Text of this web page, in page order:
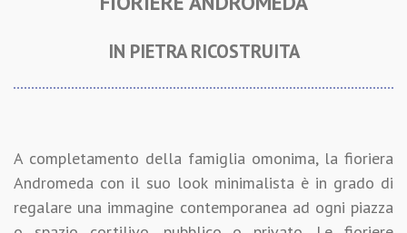
IN PIETRA RICOSTRUITA
A completamento della famiglia omonima, la fioriera
Andromeda con il suo look minimalista è in grado di
regalare una immagine contemporanea ad ogni piazza